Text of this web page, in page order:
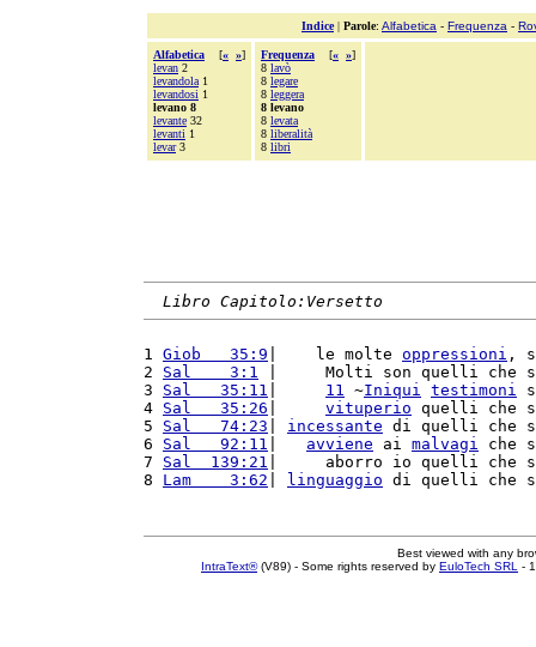
Indice| Parole: Alfabetica - Frequenza -
Alfabetica [« »]
levan 2
levandola 1
levandosi 1
levano 8
levante 32
levanti 1
levar3
Frequenza [« »]
8 lavò
8 legare
8 leggera
8 levano
8 levata
8 liberalità
8 libri
Libro Capitolo:Versetto
1 Giob   35:9 |    le molte oppressioni ,
2 Sal    3:1 |     Molti son quelli che
3 Sal   35:11 11 ~Iniqui testimoni
4 Sal   35:26 vituperio quelli che
5 Sal   74:23 incessante di quelli che
6 Sal   92:11 avviene ai malvagi che
7 Sal  139:21 |     aborro io quelli che
8 Lam    3:62 linguaggio di quelli che
Best viewed with any
IntraText®(V89) - Some rights reserved by EuloTech SRL -